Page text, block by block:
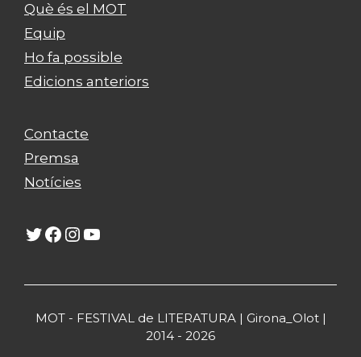
Què és el MOT
Equip
Ho fa possible
Edicions anteriors
Contacte
Premsa
Notícies
Twitter
Facebook
Instagram
YouTube
MOT - FESTIVAL de LITERATURA | Girona_Olot |
2014 - 2026